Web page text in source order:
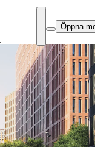
Öppna